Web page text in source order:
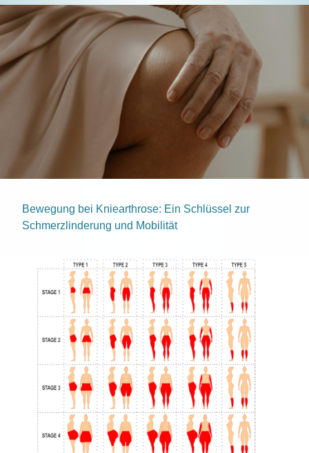
Bewegung bei Kniearthrose: Ein Schlüssel zur
Schmerzlinderung und Mobilität